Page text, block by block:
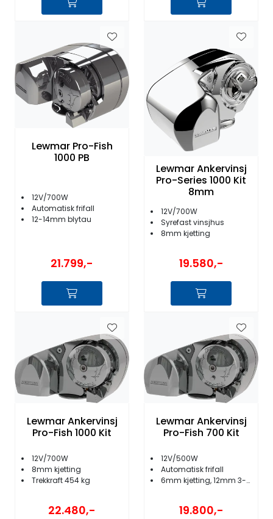
Lewmar Pro-Fish
1000 PB
12V/700W
Automatisk frifall
12-14mm blytau
21.799,-
Lewmar Ankervinsj
Pro-Series 1000 Kit
8mm
12V/700W
Syrefast vinsjhus
8mm kjetting
19.580,-
Lewmar Ankervinsj
Pro-Fish 1000 Kit
12V/700W
8mm kjetting
Trekkraft 454 kg
22.480,-
Lewmar Ankervinsj
Pro-Fish 700 Kit
12V/500W
Automatisk frifall
6mm kjetting, 12mm 3-slått
19.800,-